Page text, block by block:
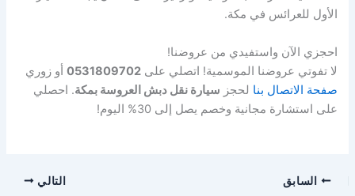
الأول للعرائس في مكة.
احجزي الآن واستفيدي من عروضنا!
لا تفوتي عروضنا الموسمية! اتصلي على0531809702 أو زوري
صفحة الاتصال بنا لحجز سيارة نقل دبش العروسة بمكة. احصلي
على استشارة مجانية وخصم يصل إلى 30% اليوم!
السابق التالي